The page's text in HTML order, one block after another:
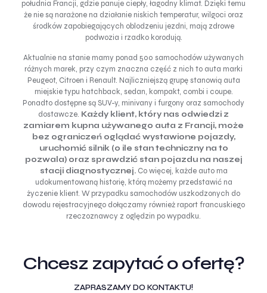
południa Francji, gdzie panuje ciepły, łagodny klimat. Dzięki temu
że nie są narażone na działanie niskich temperatur, wilgoci oraz
środków zapobiegających oblodzeniu jezdni, mają zdrowe
podwozia i rzadko korodują.
Aktualnie na stanie mamy ponad 500 samochodów używanych
różnych marek, przy czym znaczna część z nich to auta marki
Peugeot, Citroen i Renault. Najliczniejszą grupę stanowią auta
miejskie typu hatchback, sedan, kompakt, combi i coupe.
Ponadto dostępne są SUV-y, minivany i furgony oraz samochody
dostawcze. Każdy klient, który nas odwiedzi z
zamiarem kupna używanego auta z Francji, może
bez ograniczeń oglądać wystawione pojazdy,
uruchomić silnik (o ile stan techniczny na to
pozwala) oraz sprawdzić stan pojazdu na naszej
stacji diagnostycznej.Co więcej, każde auto ma
udokumentowaną historię, którą możemy przedstawić na
życzenie klient. W przypadku samochodów uszkodzonych do
dowodu rejestracyjnego dołączamy również raport francuskiego
rzeczoznawcy z oględzin po wypadku.
Chcesz zapytać o ofertę?
ZAPRASZAMY DO KONTAKTU!